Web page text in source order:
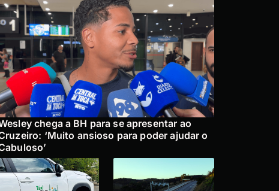
chega a BH para se apresentar ao
‘Muito ansioso para poder ajudar o